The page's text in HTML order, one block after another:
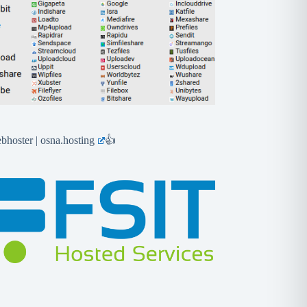
| osna.hosting 👍